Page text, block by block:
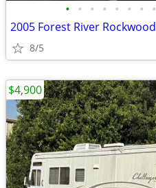
• • • • • • • •
2005 Forest River Rockwood
8/5
$4,900